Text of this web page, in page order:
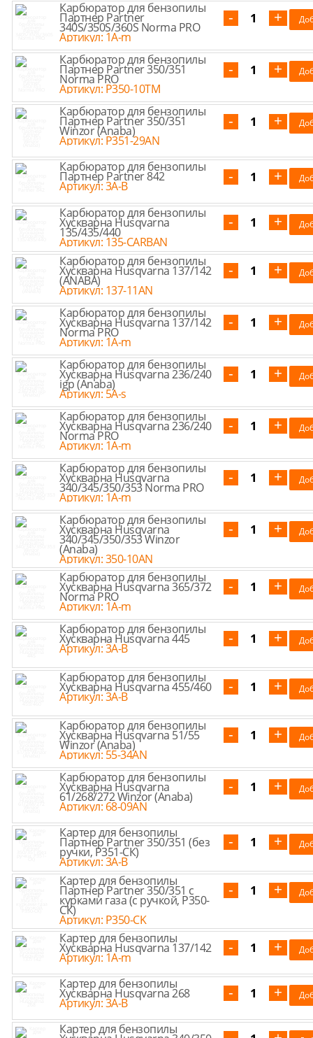
Карбюратор для бензопилы
Партнер Partner
340S/350S/360S Norma PRO
Артикул: 1A-m
Карбюратор для бензопилы
Партнер Partner 350/351
Norma PRO
Артикул: P350-10TM
Карбюратор для бензопилы
Партнер Partner 350/351
Winzor (Anaba)
Артикул: P351-29AN
Карбюратор для бензопилы
Партнер Partner 842
Артикул: 3A-B
Карбюратор для бензопилы
Хускварна Husqvarna
135/435/440
Артикул: 135-CARBAN
Карбюратор для бензопилы
Хускварна Husqvarna 137/142
(ANABA)
Артикул: 137-11AN
Карбюратор для бензопилы
Хускварна Husqvarna 137/142
Norma PRO
Артикул: 1A-m
Карбюратор для бензопилы
Хускварна Husqvarna 236/240
igp (Anaba)
Артикул: 5A-s
Карбюратор для бензопилы
Хускварна Husqvarna 236/240
Norma PRO
Артикул: 1A-m
Карбюратор для бензопилы
Хускварна Husqvarna
340/345/350/353 Norma PRO
Артикул: 1A-m
Карбюратор для бензопилы
Хускварна Husqvarna
340/345/350/353 Winzor
(Anaba)
Артикул: 350-10AN
Карбюратор для бензопилы
Хускварна Husqvarna 365/372
Norma PRO
Артикул: 1A-m
Карбюратор для бензопилы
Хускварна Husqvarna 445
Артикул: 3A-B
Карбюратор для бензопилы
Хускварна Husqvarna 455/460
Артикул: 3A-B
Карбюратор для бензопилы
Хускварна Husqvarna 51/55
Winzor (Anaba)
Артикул: 55-34AN
Карбюратор для бензопилы
Хускварна Husqvarna
61/268/272 Winzor (Anaba)
Артикул: 68-09AN
Картер для бензопилы
Партнер Partner 350/351 (без
ручки, P351-СК)
Артикул: 3A-B
Картер для бензопилы
Партнер Partner 350/351 с
курками газа (с ручкой, P350-
СК)
Артикул: P350-CK
Картер для бензопилы
Хускварна Husqvarna 137/142
Артикул: 1A-m
Картер для бензопилы
Хускварна Husqvarna 268
Артикул: 3A-B
Картер для бензопилы